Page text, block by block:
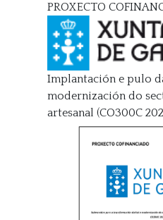
PROXECTO
Implantación e pulo
modernización do
artesanal (CO300C